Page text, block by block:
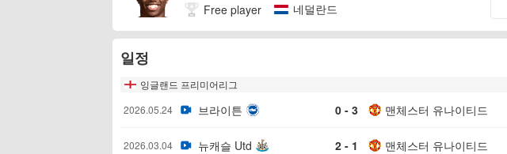
Free player 네덜란드
일정
잉글랜드 프리미어리그
2026.05.24
브라이튼 0 - 3 맨체스터 유나이티드
2026.03.04 뉴캐슬 Utd 2 - 1 맨체스터 유나이티드